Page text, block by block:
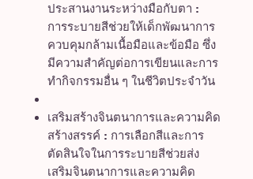
ประสานงานระหว่างมือกับตา :
การระบายสีช่วยให้เด็กพัฒนาการ
ควบคุมกล้ามเนื้อมือและข้อมือ ซึ่ง
มีความสำคัญต่อการเขียนและการ
ทำกิจกรรมอื่น ๆ ในชีวิตประจำวัน
เสริมสร้างจินตนาการและความคิด
สร้างสรรค์ : การเลือกสีและการ
ตัดสินใจในการระบายสีช่วยส่ง
เสริมจินตนาการและความคิด